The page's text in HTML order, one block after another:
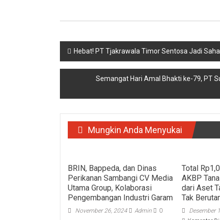
Navigasi
pos
Hebat! PT Tjakrawala Timor Sentosa Jadi
Semangat Hari Amal Bhakti ke-79, PT
Mungkin Anda Menyukai
BRIN, Bappeda, dan Dinas
Perikanan Sambangi CV Media
Utama Group, Kolaborasi
Pengembangan Industri Garam
November 26, 2024 Admin 0
Total
AKBP
dari Aset
Tak
Desember